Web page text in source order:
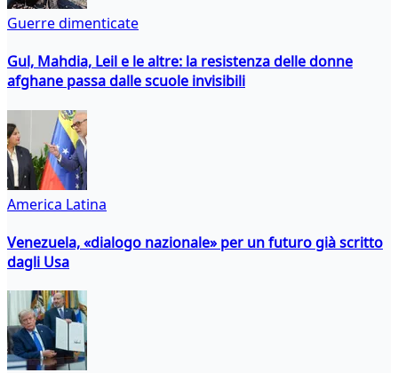
Guerre dimenticate
Gul, Mahdia, Leil e le altre: la resistenza delle donne
afghane passa dalle scuole invisibili
America Latina
Venezuela, «dialogo nazionale» per un futuro già scritto
dagli Usa